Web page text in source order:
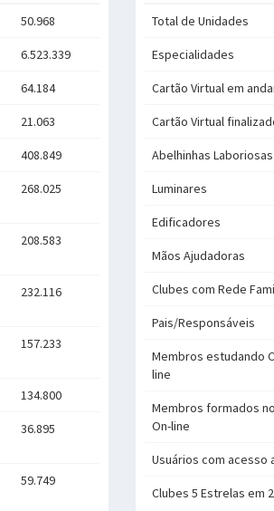
50.968
6.523.339
64.184
21.063
408.849
268.025
208.583
232.116
157.233
134.800
36.895
59.749
Total de Unidades
Especialidades
Cartão Virtual em
Cartão Virtual
Abelhinhas Laboriosas
Luminares
Edificadores
Mãos Ajudadoras
Clubes com Rede
Pais/Responsáveis
Membros estudando
line
Membros formados
On-line
Usuários com acesso
Clubes 5 Estrelas em